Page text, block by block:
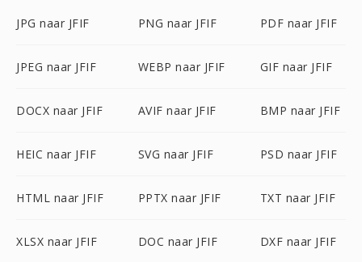
JPG naar JFIF PNG naar JFIF PDF naar JFIF
JPEG naar JFIF WEBP naar JFIF GIF naar JFIF
DOCX naar JFIF AVIF naar JFIF BMP naar JFIF
HEIC naar JFIF SVG naar JFIF PSD naar JFIF
HTML naar JFIF PPTX naar JFIF TXT naar JFIF
XLSX naar JFIF DOC naar JFIF DXF naar JFIF